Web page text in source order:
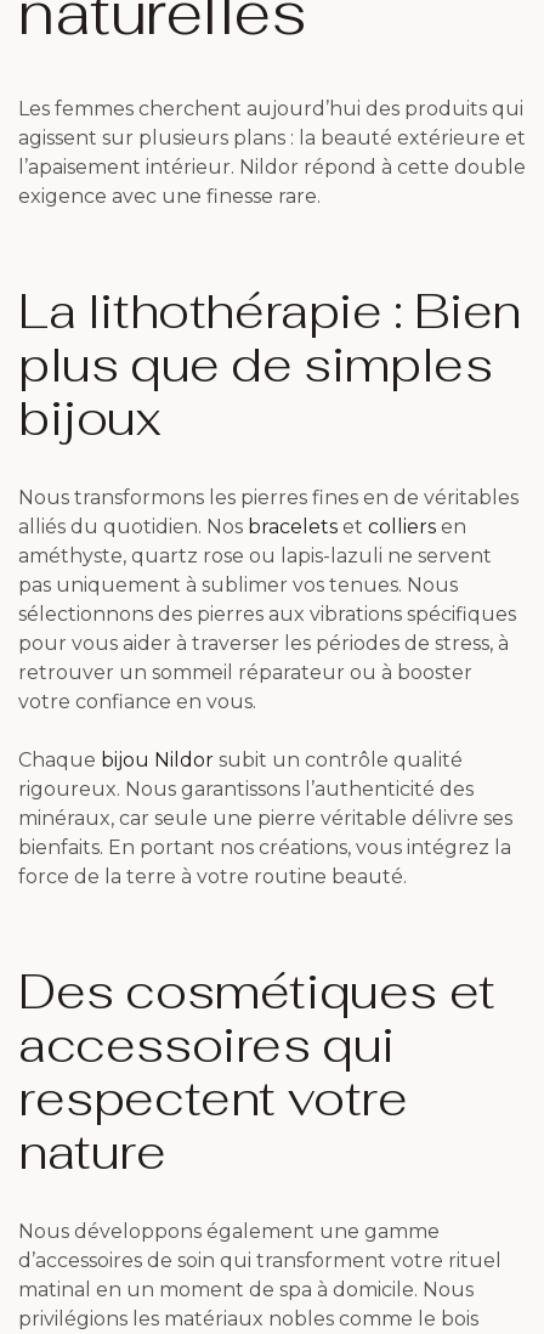
Les femmes cherchent aujourd’hui des produits qui
agissent sur plusieurs plans : la beauté extérieure et
l’apaisement intérieur. Nildor répond à cette double
exigence avec une finesse rare.
La lithothérapie : Bien
plus que de simples
bijoux
Nous transformons les pierres fines en de véritables
alliés du quotidien. Nos bracelets et colliers en
améthyste, quartz rose ou lapis-lazuli ne servent
pas uniquement à sublimer vos tenues. Nous
sélectionnons des pierres aux vibrations spécifiques
pour vous aider à traverser les périodes de stress, à
retrouver un sommeil réparateur ou à booster
votre confiance en vous.
Chaque bijou Nildor subit un contrôle qualité
rigoureux. Nous garantissons l’authenticité des
minéraux, car seule une pierre véritable délivre ses
bienfaits. En portant nos créations, vous intégrez la
force de la terre à votre routine beauté.
Des cosmétiques et
accessoires qui
respectent votre
nature
Nous développons également une gamme
d’accessoires de soin qui transforment votre rituel
matinal en un moment de spa à domicile. Nous
privilégions les matériaux nobles comme le bois